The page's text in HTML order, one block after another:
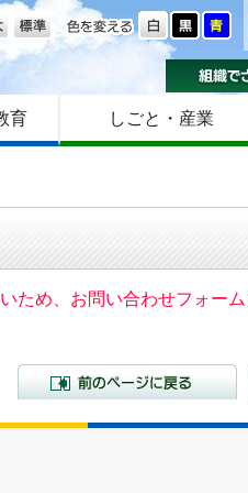
色を変える
大きさ
育 しごと・産業
ため、お問い合わせフォーム